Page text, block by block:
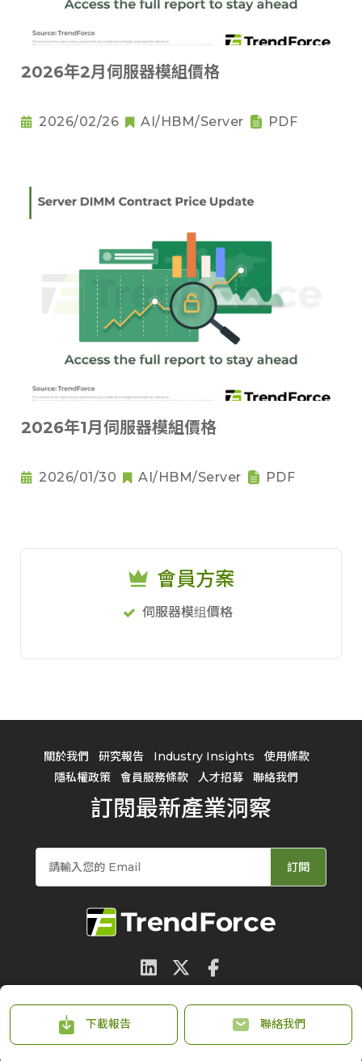
下載報告 聯絡我們
2026年2月伺服器模組價格
2026/02/26 AI/HBM/Server PDF
2026年1月伺服器模組價格
2026/01/30 AI/HBM/Server PDF
會員方案
伺服器模组價格
關於我們 研究報告 Industry Insights
使用條款
隱私權政策
會員服務條款 人才招募 聯絡我們
訂閱最新產業洞察
訂閱
© 2026 TrendForce Corp. All rights reserved